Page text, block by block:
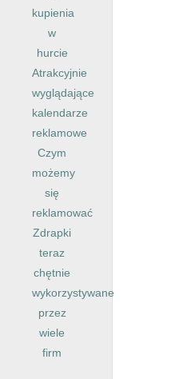
kupienia
w
hurcie
Atrakcyjnie
wyglądające
kalendarze
reklamowe
Czym
możemy
się
reklamować
Zdrapki
teraz
chętnie
wykorzystywane
przez
wiele
firm